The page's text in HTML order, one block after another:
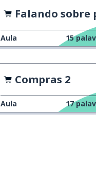
Falando sobre
Aula 15
Compras 2
Aula 17